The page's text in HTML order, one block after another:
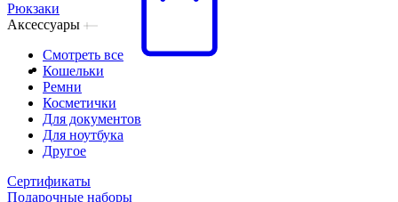
Рюкзаки
Аксессуары
Смотреть все
Кошельки
Ремни
Косметички
Для документов
Для ноутбука
Другое
Сертификаты
Подарочные наборы